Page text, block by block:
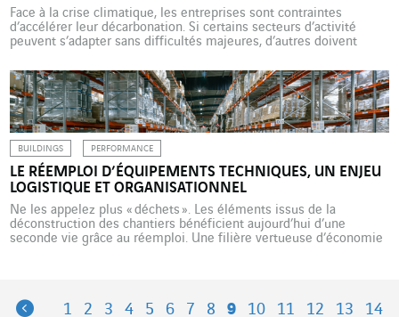
Face à la crise climatique, les entreprises sont contraintes
d’accélérer leur décarbonation. Si certains secteurs d’activité
peuvent s’adapter sans difficultés majeures, d’autres doivent
enjeux. VINCI Energies accompagne de nombreuses entreprises
dans cette trajectoire d’atténuation et d’adaptation. Dans un
contexte mondial de crise climatique, de volatilité énergétique et
[…]
BUILDINGS PERFORMANCE
LE RÉEMPLOI D’ÉQUIPEMENTS TECHNIQUES, UN ENJEU
LOGISTIQUE ET ORGANISATIONNEL
Ne les appelez plus « déchets ». Les éléments issus de la
déconstruction des chantiers bénéficient aujourd’hui d’une
seconde vie grâce au réemploi. Une filière vertueuse d’économie
Previous
1 2 3 4 5 6 7 8 9 10 11 12 13
14